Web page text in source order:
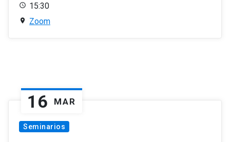
15:30
Zoom
16 MAR
Seminarios